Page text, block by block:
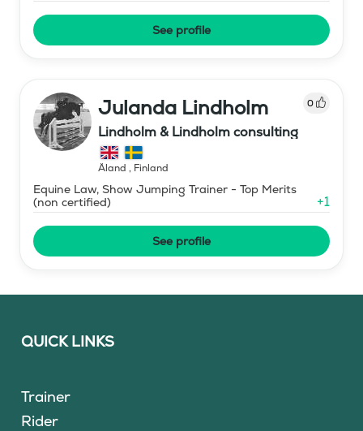
See profile
Julanda Lindholm 0
Lindholm & Lindholm consulting
Åland , Finland
Equine Law, Show Jumping Trainer - Top Merits
(non certified)
+1
See profile
QUICK LINKS
Trainer
Rider